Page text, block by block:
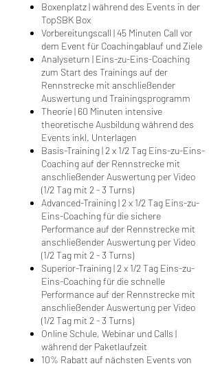
Boxenplatz | während des Events in der
TopSBK Box
Vorbereitungscall | 45 Minuten Call vor
dem Event für Coachingablauf und Ziele
Analyseturn | Eins-zu-Eins-Coaching
zum Start des Trainings auf der
Rennstrecke mit anschließender
Auswertung und Trainingsprogramm
Theorie | 60 Minuten intensive
theoretische Ausbildung während des
Events inkl. Unterlagen
Basis-Training | 2 x 1/2 Tag Eins-zu-Eins-
Coaching auf der Rennstrecke mit
anschließender Auswertung per Video
(1/2 Tag mit 2 - 3 Turns)
Advanced-Training | 2 x 1/2 Tag Eins-zu-
Eins-Coaching für die sichere
Performance auf der Rennstrecke mit
anschließender Auswertung per Video
(1/2 Tag mit 2 - 3 Turns)
Superior-Training | 2 x 1/2 Tag Eins-zu-
Eins-Coaching für die schnelle
Performance auf der Rennstrecke mit
anschließender Auswertung per Video
(1/2 Tag mit 2 - 3 Turns)
Online Schule, Webinar und Calls |
während der Paketlaufzeit
10% Rabatt auf nächsten Events von